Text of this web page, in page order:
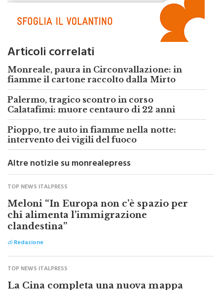
Monreale, paura in Circonvallazione: in
fiamme il cartone raccolto dalla Mirto
Calatafimi: muore centauro di 22 anni
intervento dei vigili del fuoco
Altre notizie su monrealepress
TOP NEWS ITALPRESS
Meloni “In Europa non c’è spazio per
chi alimenta l’immigrazione
clandestina”
diRedazione
TOP NEWS ITALPRESS
La Cina completa una nuova mappa
geologica della luna